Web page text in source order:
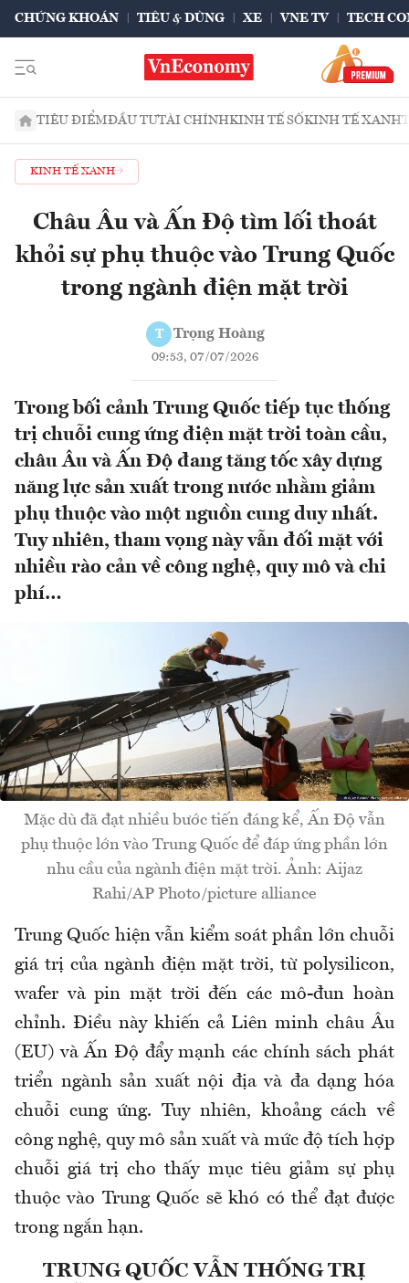
CHỨNG KHOÁN TIÊU & DÙNG XE VNE TV TECH
TIÊU ĐIỂMĐẦU TƯTÀI CHÍNHKINH TẾ SỐKINH TẾ XANH
KINH TẾ XANH
Châu Âu và Ấn Độ tìm lối thoát
khỏi sự phụ thuộc vào Trung Quốc
trong ngành điện mặt trời
T Trọng Hoàng
09:53, 07/07/2026
Trong bối cảnh Trung Quốc tiếp tục thống
trị chuỗi cung ứng điện mặt trời toàn cầu,
châu Âu và Ấn Độ đang tăng tốc xây dựng
năng lực sản xuất trong nước nhằm giảm
phụ thuộc vào một nguồn cung duy nhất.
Tuy nhiên, tham vọng này vẫn đối mặt với
nhiều rào cản về công nghệ, quy mô và chi
phí…
Mặc dù đã đạt nhiều bước tiến đáng kể, Ấn Độ vẫn
phụ thuộc lớn vào Trung Quốc để đáp ứng phần lớn
nhu cầu của ngành điện mặt trời. Ảnh: Aijaz
Rahi/AP Photo/picture alliance
Trung Quốc hiện vẫn kiểm soát phần lớn chuỗi
giá trị của ngành điện mặt trời, từ polysilicon,
wafer và pin mặt trời đến các mô-đun hoàn
chỉnh. Điều này khiến cả Liên minh châu Âu
(EU) và Ấn Độ đẩy mạnh các chính sách phát
triển ngành sản xuất nội địa và đa dạng hóa
chuỗi cung ứng. Tuy nhiên, khoảng cách về
công nghệ, quy mô sản xuất và mức độ tích hợp
chuỗi giá trị cho thấy mục tiêu giảm sự phụ
thuộc vào Trung Quốc sẽ khó có thể đạt được
trong ngắn hạn.
TRUNG QUỐC VẪN THỐNG TRỊ